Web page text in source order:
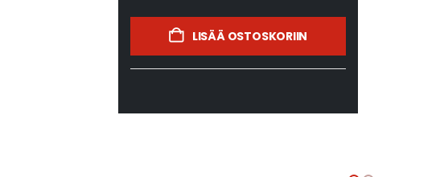
LISÄÄ OSTOSKORIIN